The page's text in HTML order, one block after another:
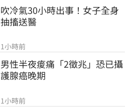
吹冷氣30小時出事！女子全身
抽搐送醫
1小時前
男性半夜痠痛「2徵兆」恐已攝
護腺癌晚期
1小時前